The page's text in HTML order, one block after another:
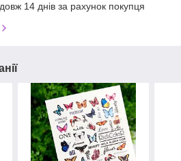
14 днів за рахунок покупця